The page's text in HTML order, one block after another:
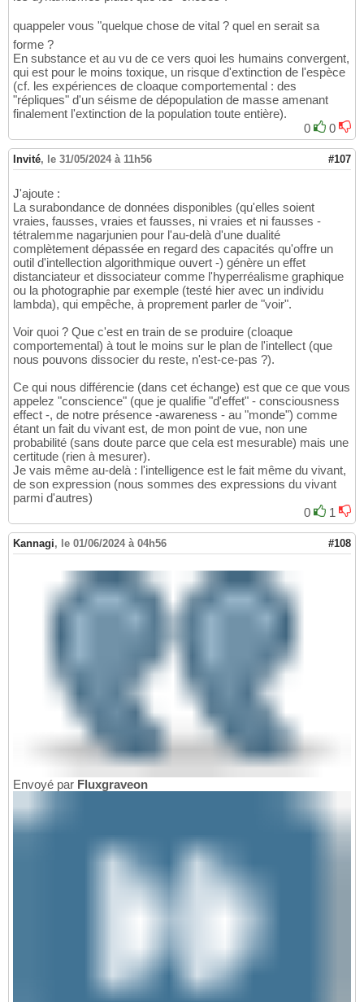
quappeler vous "quelque chose de vital ? quel en serait sa
forme ?
En substance et au vu de ce vers quoi les humains convergent,
qui est pour le moins toxique, un risque d'extinction de l'espèce
(cf. les expériences de cloaque comportemental : des
"répliques" d'un séisme de dépopulation de masse amenant
finalement l'extinction de la population toute entière).
0
0
Invité, le 31/05/2024 à 11h56 #107
J'ajoute :
La surabondance de données disponibles (qu'elles soient
vraies, fausses, vraies et fausses, ni vraies et ni fausses -
tétralemme nagarjunien pour l'au-delà d'une dualité
complètement dépassée en regard des capacités qu'offre un
outil d'intellection algorithmique ouvert -) génère un effet
distanciateur et dissociateur comme l'hyperréalisme graphique
ou la photographie par exemple (testé hier avec un individu
lambda), qui empêche, à proprement parler de "voir".
Voir quoi ? Que c'est en train de se produire (cloaque
comportemental) à tout le moins sur le plan de l'intellect (que
nous pouvons dissocier du reste, n'est-ce-pas ?).
Ce qui nous différencie (dans cet échange) est que ce que vous
appelez "conscience" (que je qualifie "d'effet" - consciousness
effect -, de notre présence -awareness - au "monde") comme
étant un fait du vivant est, de mon point de vue, non une
probabilité (sans doute parce que cela est mesurable) mais une
certitude (rien à mesurer).
Je vais même au-delà : l'intelligence est le fait même du vivant,
de son expression (nous sommes des expressions du vivant
parmi d'autres)
0
1
Kannagi, le 01/06/2024 à 04h56 #108
Envoyé par Fluxgraveon